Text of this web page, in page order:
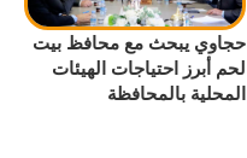
حجاوي يبحث مع محافظ بيت
لحم أبرز احتياجات الهيئات
المحلية بالمحافظة